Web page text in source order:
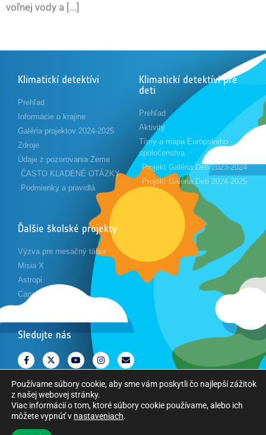
voľnej vody a [...]
Klimatickí detektívi
Prehľad
Informácie o krajine
Galéria projektov 2024-2025
Zdroje
Údaje z pozorovania Zeme
ČASTO KLADENÉ OTÁZKY
Podmienky a pravidlá
Klimatickí detektívi pre
deti
Prehľad
Aktivity
Tímy a mapa Európskeho
spoločenstva
Projekt Galéria Deti 2023-2024
Projekt Galéria Deti 2024-2025
Ďalšie školské projekty
Výzva pre mesačný tábor
Misia X
Astropi
Cansat
Sledujte nás
Copyright © Európska vesmírna agentúra. Všetky práva vyhradené.
Používame súbory cookie, aby sme vám poskytli čo najlepší zážitok
z našej webovej stránky.
Viac informácií o tom, ktoré súbory cookie používame, alebo ich
môžete vypnúť v nastaveniach.